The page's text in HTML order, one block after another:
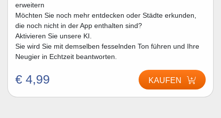
erweitern
Möchten Sie noch mehr entdecken oder Städte erkunden,
die noch nicht in der App enthalten sind?
Aktivieren Sie unsere KI.
Sie wird Sie mit demselben fesselnden Ton führen und Ihre
Neugier in Echtzeit beantworten.
€ 4,99 KAUFEN